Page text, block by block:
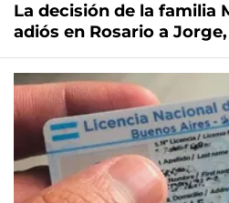
La decisión de la familia
adiós en Rosario a